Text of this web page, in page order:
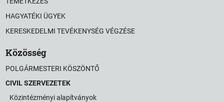
HAGYATÉKI ÜGYEK
KERESKEDELMI TEVÉKENYSÉG VÉGZÉSE
Közösség
POLGÁRMESTERI KÖSZÖNTŐ
CIVIL SZERVEZETEK
Közintézményi alapítványok